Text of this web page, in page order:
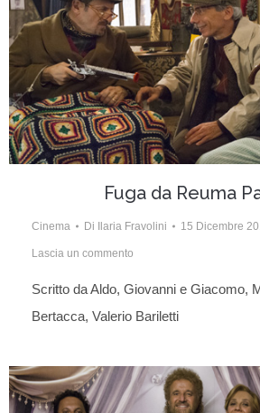
Fuga da Reuma
Cinema Di Ilaria Fravolini 15 Dicembre
Lascia un commento
Scritto da Aldo, Giovanni e Giacomo,
Bertacca, Valerio Bariletti